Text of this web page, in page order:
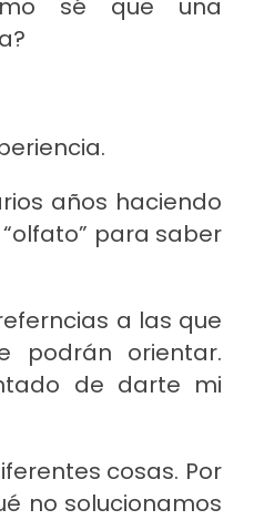
sé que una
años haciendo
para saber
a las que
podrán orientar.
de darte mi
cosas. Por
no solucionamos